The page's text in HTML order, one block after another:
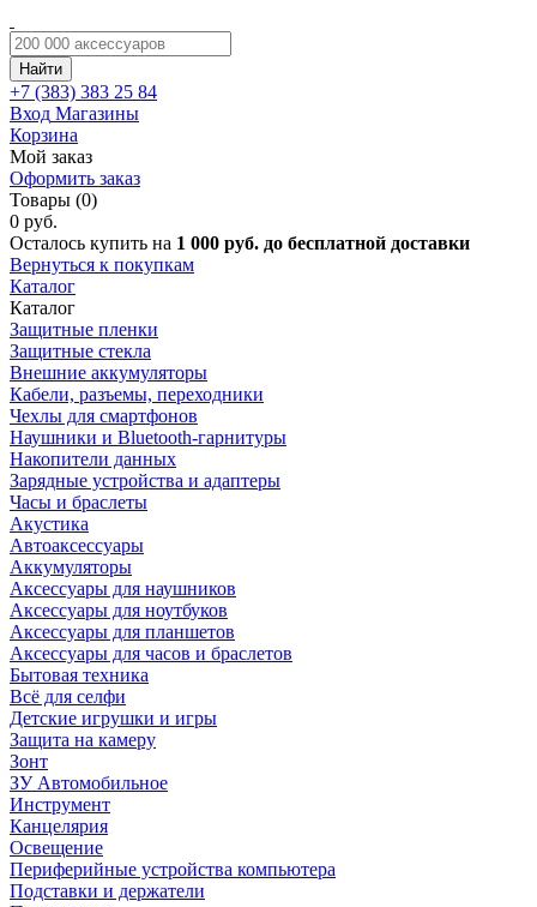
Найти
+7 (383) 383 25 84
Вход Магазины
Корзина
Мой заказ
Оформить заказ
Товары (0)
0 руб.
Осталось купить на 1 000 руб. до бесплатной доставки
Вернуться к покупкам
Каталог
Каталог
Защитные пленки
Защитные стекла
Внешние аккумуляторы
Кабели, разъемы, переходники
Чехлы для смартфонов
Наушники и Bluetooth-гарнитуры
Накопители данных
Зарядные устройства и адаптеры
Часы и браслеты
Акустика
Автоаксессуары
Аккумуляторы
Аксессуары для наушников
Аксессуары для ноутбуков
Аксессуары для планшетов
Аксессуары для часов и браслетов
Бытовая техника
Всё для селфи
Детские игрушки и игры
Защита на камеру
Зонт
ЗУ Автомобильное
Инструмент
Канцелярия
Освещение
Периферийные устройства компьютера
Подставки и держатели